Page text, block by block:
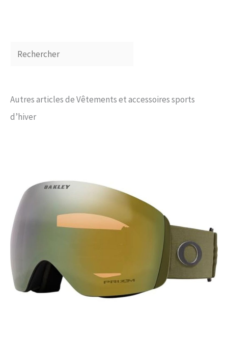
Autres articles de Vêtements et accessoires sports
d’hiver